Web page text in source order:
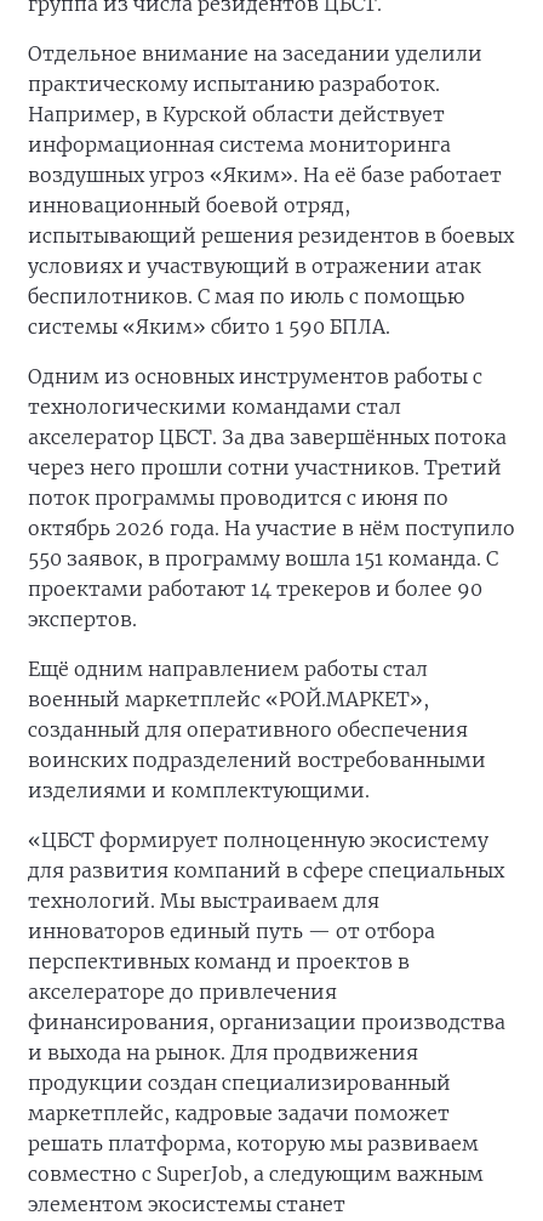
Отдельное внимание на заседании уделили
практическому испытанию разработок.
Например, в Курской области действует
информационная система мониторинга
воздушных угроз «Яким». На её базе работает
инновационный боевой отряд,
испытывающий решения резидентов в боевых
условиях и участвующий в отражении атак
беспилотников. С мая по июль с помощью
системы «Яким» сбито 1 590 БПЛА.
Одним из основных инструментов работы с
технологическими командами стал
акселератор ЦБСТ. За два завершённых потока
через него прошли сотни участников. Третий
поток программы проводится с июня по
октябрь 2026 года. На участие в нём поступило
550 заявок, в программу вошла 151 команда. С
проектами работают 14 трекеров и более 90
экспертов.
Ещё одним направлением работы стал
военный маркетплейс «РОЙ.МАРКЕТ»,
созданный для оперативного обеспечения
воинских подразделений востребованными
изделиями и комплектующими.
«ЦБСТ формирует полноценную экосистему
для развития компаний в сфере специальных
технологий. Мы выстраиваем для
инноваторов единый путь — от отбора
перспективных команд и проектов в
акселераторе до привлечения
финансирования, организации производства
и выхода на рынок. Для продвижения
продукции создан специализированный
маркетплейс, кадровые задачи поможет
решать платформа, которую мы развиваем
совместно с SuperJob, а следующим важным
элементом экосистемы станет